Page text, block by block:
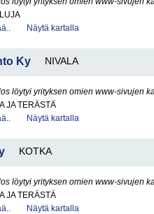
Näytä kartalla
Ky NIVALA
löytyi yrityksen omien www-sivujen
JA TERÄSTÄ
Näytä kartalla
KOTKA
löytyi yrityksen omien www-sivujen
JA TERÄSTÄ
Näytä kartalla